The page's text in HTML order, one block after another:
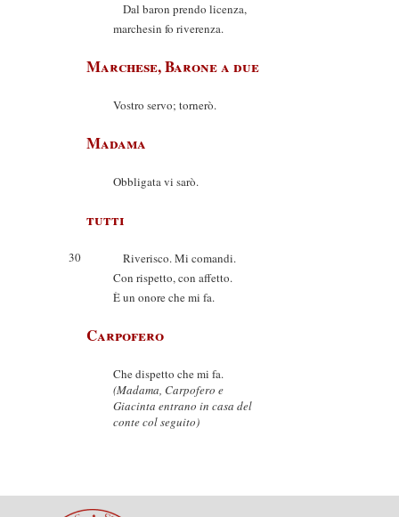
Dal baron prendo licenza,
marchesin fo riverenza.
Marchese, Barone a due
Vostro servo; tornerò.
Madama
Obbligata vi sarò.
tutti
30
Riverisco. Mi comandi.
Con rispetto, con affetto.
È un onore che mi fa.
Carpofero
Che dispetto che mi fa.
(Madama, Carpofero e
Giacinta entrano in casa del
conte col seguito)